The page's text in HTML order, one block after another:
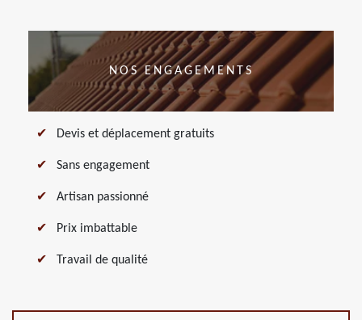
NOS ENGAGEMENTS
Devis et déplacement gratuits
Sans engagement
Artisan passionné
Prix imbattable
Travail de qualité